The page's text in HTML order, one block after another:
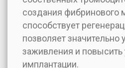
создания фибринового
способствует
позволяет значительно
заживления и повысить
имплантации.